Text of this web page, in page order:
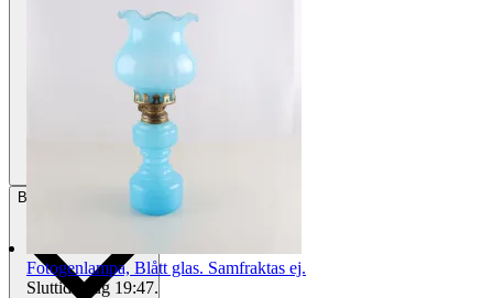
Betalning
Fotogenlampa, Blått glas. Samfraktas ej.
Sluttid 9 aug 19:47.